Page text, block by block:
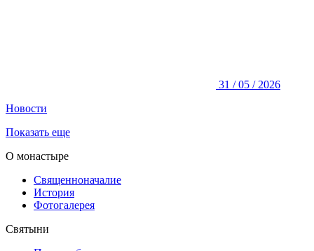
31 / 05 / 2026
Новости
Показать еще
О монастыре
Священноначалие
История
Фотогалерея
Святыни